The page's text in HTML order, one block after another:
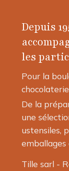
Depuis
les
Pour la
De la
une
ustensiles,
Tille sarl -